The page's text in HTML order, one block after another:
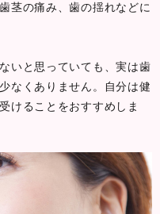
茎の痛み、歯の揺れなどに
いと思っていても、実は歯
なくありません。自分は健
けることをおすすめしま